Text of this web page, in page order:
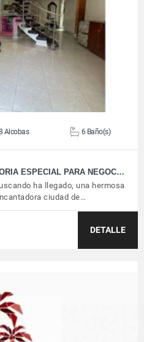
Alcobas 6 Baño(s)
ESPECIAL PARA NEGOC…
ha llegado, una hermosa
ciudad de…
DETALLE